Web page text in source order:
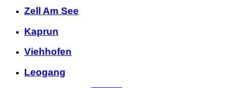
Zell Am See
Kaprun
Viehhofen
Leogang